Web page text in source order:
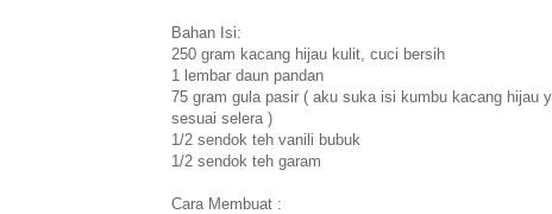
Bahan Isi:
250 gram kacang hijau kulit, cuci bersih
1 lembar daun pandan
75 gram gula pasir ( aku suka isi kumbu kacang hijau
sesuai selera )
1/2 sendok teh vanili bubuk
1/2 sendok teh garam
Cara Membuat :